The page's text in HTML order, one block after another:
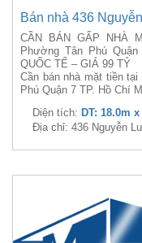
Bán nhà 436
CẦN BÁN GẤP NHÀ
Phường Tân Phú
QUỐC TẾ – GIÁ 99 TỶ
Cần bán nhà mặt tiền
Phú Quận 7 TP. Hồ Chí
Diện tích: DT: 18.0m
Địa chỉ: 436 Nguyễn